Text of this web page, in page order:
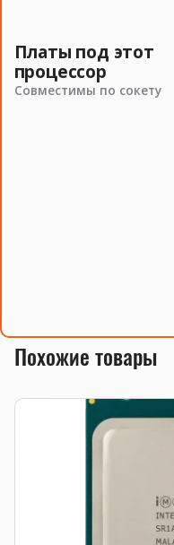
Платы под этот
процессор
Совместимы по сокету
Похожие товары